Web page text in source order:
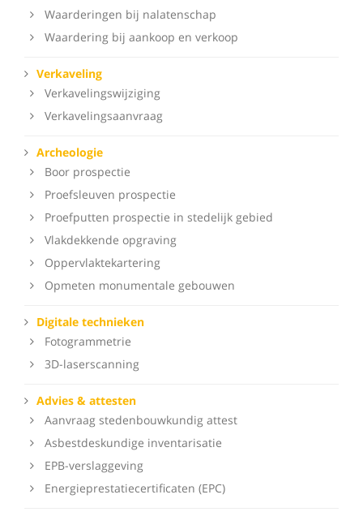
Waarderingen bij nalatenschap
Waardering bij aankoop en verkoop
Verkaveling
Verkavelingswijziging
Verkavelingsaanvraag
Archeologie
Boor prospectie
Proefsleuven prospectie
Proefputten prospectie in stedelijk gebied
Vlakdekkende opgraving
Oppervlaktekartering
Opmeten monumentale gebouwen
Digitale technieken
Fotogrammetrie
3D-laserscanning
Advies & attesten
Aanvraag stedenbouwkundig attest
Asbestdeskundige inventarisatie
EPB-verslaggeving
Energieprestatiecertificaten (EPC)